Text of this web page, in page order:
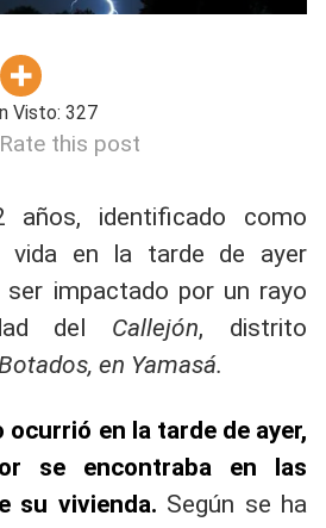
Visto: 327
Rate this post
años, identificado como
vida en la tarde de ayer
impactado por un rayo
del Callejón, distrito
en Yamasá.
en la tarde de ayer,
se encontraba en las
su vivienda. Según se ha